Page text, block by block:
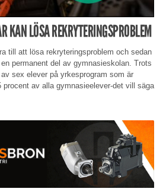
KAN LÖSA REKRYTERINGSPROBLEM
till att lösa rekryteringsproblem och sedan
permanent del av gymnasieskolan. Trots
sex elever på yrkesprogram som är
procent av alla gymnasieelever-det vill säga